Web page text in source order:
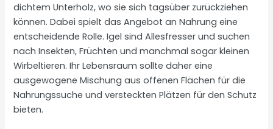
dichtem Unterholz, wo sie sich tagsüber zurückziehen
können. Dabei spielt das Angebot an Nahrung eine
entscheidende Rolle. Igel sind Allesfresser und suchen
nach Insekten, Früchten und manchmal sogar kleinen
Wirbeltieren. Ihr Lebensraum sollte daher eine
ausgewogene Mischung aus offenen Flächen für die
Nahrungssuche und versteckten Plätzen für den Schutz
bieten.